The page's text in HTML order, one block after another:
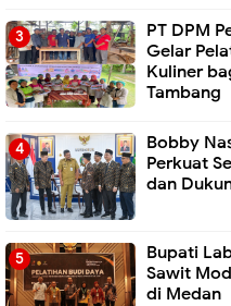
PT DPM
Gelar
Kuliner
Tambang
Bobby
Perkuat
dan
Bupati
Sawit
di Medan